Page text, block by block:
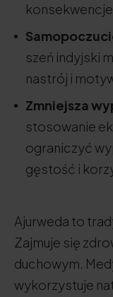
konsekwencje
szeń indyjski
nastrój i
Zmniejsza
stosowanie
ograniczyć
gęstość i
Ajurweda to
Zajmuje się
duchowym.
wykorzystuje